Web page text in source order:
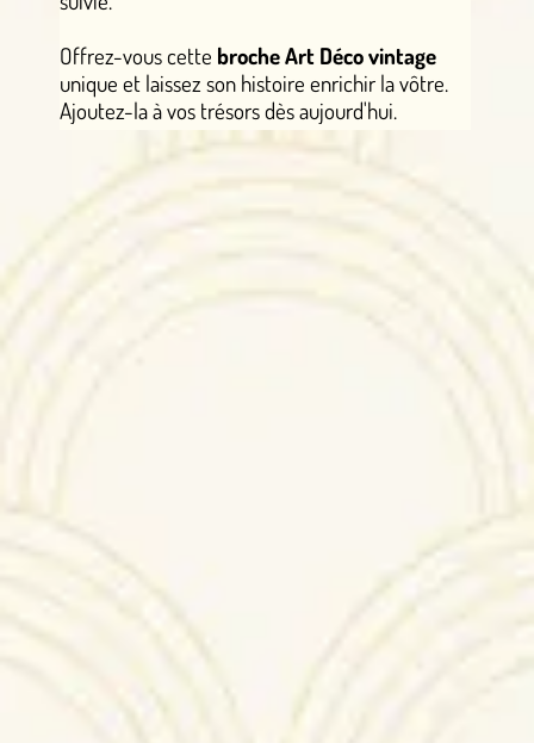
Offrez-vous cette broche Art Déco vintage
unique et laissez son histoire enrichir la vôtre.
Ajoutez-la à vos trésors dès aujourd'hui.